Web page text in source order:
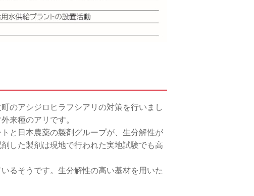
のアシジロヒラフシアリの対策を行いまし
来種のアリです。
と日本農薬の製剤グループが、生分解性が
した製剤は現地で行われた実地試験でも高
るそうです。生分解性の高い基材を用いた